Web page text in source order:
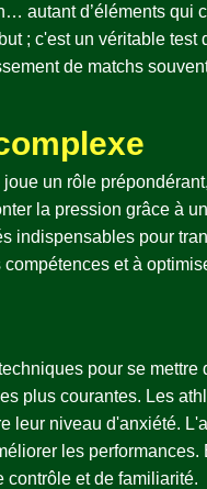
autant d’éléments qui
; c'est un véritable test
de matchs
un rôle
la pression grâce à
indispensables pour
et à
pour se
plus courantes. Les
leur niveau d'anxiété.
les
contrôle et de familiarité.